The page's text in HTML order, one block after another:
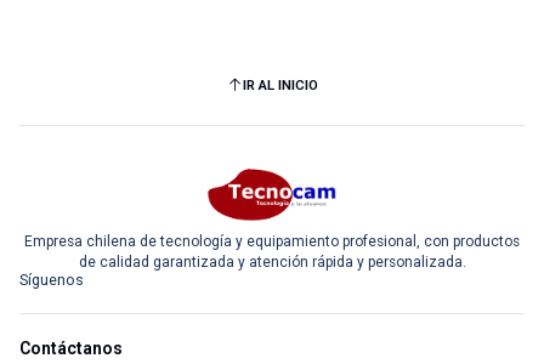
IR AL INICIO
Empresa chilena de tecnología y equipamiento profesional, con productos
de calidad garantizada y atención rápida y personalizada.
Síguenos
Contáctanos